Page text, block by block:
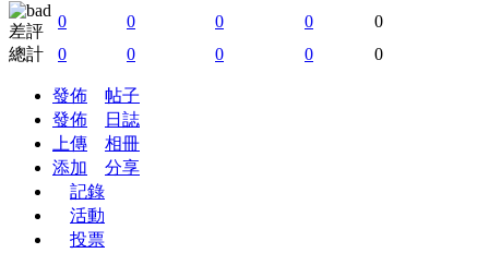
差評
0 0 0 0
0
總計
0 0 0 0 0
發佈
帖子
發佈
日誌
上傳
相冊
添加
分享
記錄
活動
投票